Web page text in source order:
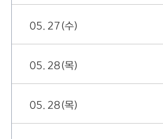
05. 27(수)
05. 28(목)
05. 28(목)